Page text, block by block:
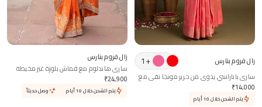
زال فروم بنارس +
1
ساري باناراسي يدوي من حرير مونجا نقي مع
قطعة بلوزة غير مخيطة
₹14,000
يتم الشحن خلال 10 أيام
زال فروم بنارس
ساري هاندلوم مع قماش بلوزة غير مخيطة
₹24,900
يتم الشحن خلال 10 أيام وصل حديثاً